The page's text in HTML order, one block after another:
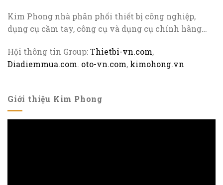
Kim Phong nhà phân phối thiết bị công nghiệp,
dụng cụ cầm tay, công cụ và dụng cụ chính hãng…
Hội thông tin Group:Thietbi-vn.com,
Diadiemmua.com. oto-vn.com, kimohong.vn
Giới thiệu Kim Phong